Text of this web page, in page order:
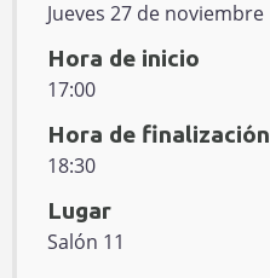
Jueves 27 de noviembre
Hora de inicio
17:00
Hora de finalización
18:30
Lugar
Salón 11